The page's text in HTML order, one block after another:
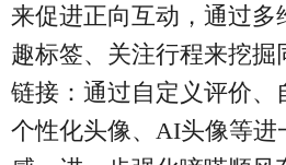
来促进正向互动，通过多
趣标签、关注行程来挖掘
链接：通过自定义评价、
个性化头像、AI头像等进